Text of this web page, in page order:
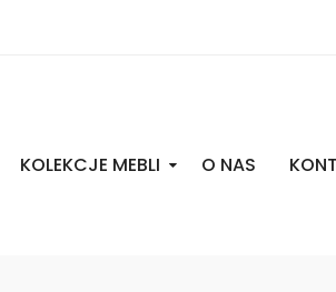
KOLEKCJE MEBLI O NAS